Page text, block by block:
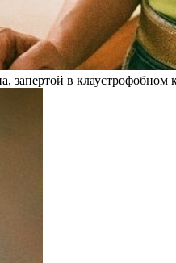
в клаустрофобном